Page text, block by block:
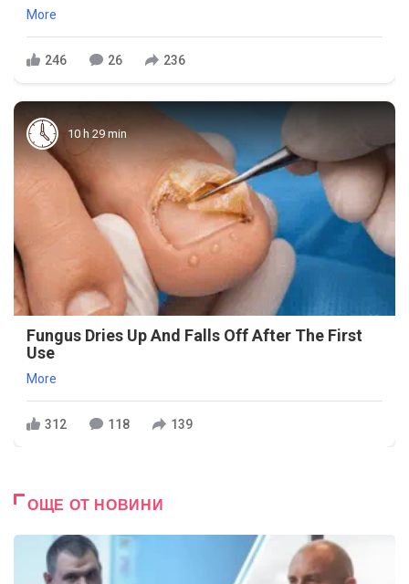
More
246 26 236
10 h 29 min
Fungus Dries Up And Falls Off After The First
Use
More
312 118 139
ОЩЕ ОТ НОВИНИ